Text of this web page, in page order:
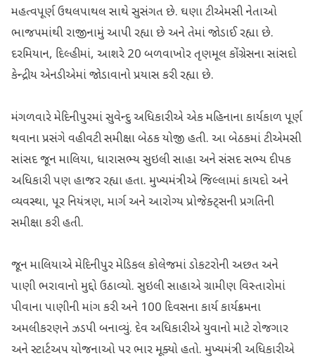
મહત્વપૂર્ણ ઉથલપાથલ સાથે સુસંગત છે. ઘણા ટીએમસી નેતાઓ
ભાજપમાંથી રાજીનામું આપી રહ્યા છે અને તેમાં જોડાઈ રહ્યા છે.
દરમિયાન, દિલ્હીમાં, આશરે 20 બળવાખોર તૃણમૂલ કોંગ્રેસના સાંસદો
કેન્દ્રીય એનડીએમાં જોડાવાનો પ્રયાસ કરી રહ્યા છે.
મંગળવારે મેદિનીપુરમાં સુવેન્દુ અધિકારીએ એક મહિનાના કાર્યકાળ પૂર્ણ
થવાના પ્રસંગે વહીવટી સમીક્ષા બેઠક યોજી હતી. આ બેઠકમાં ટીએમસી
સાંસદ જૂન માલિયા, ધારાસભ્ય સુઇલી સાહા અને સંસદ સભ્ય દીપક
અધિકારી પણ હાજર રહ્યા હતા. મુખ્યમંત્રીએ જિલ્લામાં કાયદો અને
વ્યવસ્થા, પૂર નિયંત્રણ, માર્ગ અને આરોગ્ય પ્રોજેક્ટ્સની પ્રગતિની
સમીક્ષા કરી હતી.
જૂન માલિયાએ મેદિનીપુર મેડિકલ કોલેજમાં ડોકટરોની અછત અને
પાણી ભરાવાનો મુદ્દો ઉઠાવ્યો. સુઇલી સાહાએ ગ્રામીણ વિસ્તારોમાં
પીવાના પાણીની માંગ કરી અને 100 દિવસના કાર્ય કાર્યક્રમના
અમલીકરણને ઝડપી બનાવ્યું. દેવ અધિકારીએ યુવાનો માટે રોજગાર
અને સ્ટાર્ટઅપ યોજનાઓ પર ભાર મૂક્યો હતો. મુખ્યમંત્રી અધિકારીએ